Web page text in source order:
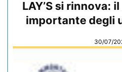
LAY’S si rinnova:
importante degli
30/07/